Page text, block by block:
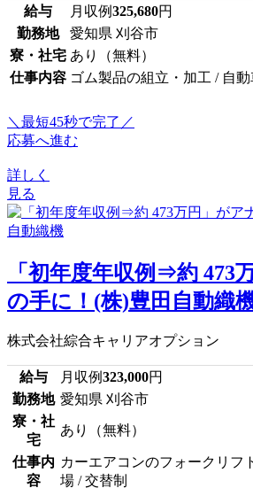
給与 月収例325,680円
勤務地
愛知県 刈谷市
寮・社宅 あり（無料）
仕事内容 ゴム製品の組立・加工 / 自
＼最短45秒で完了／
応募へ進む
詳しく
見る
「初年度年収例⇒約 473
の手に！(株)豊田自動織
株式会社綜合キャリアオプション
給与 月収例323,000円
勤務地 愛知県 刈谷市
寮・社
宅
あり（無料）
仕事内
容
カーエアコンのフォークリフ
場 / 交替制